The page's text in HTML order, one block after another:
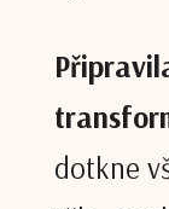
dotkne